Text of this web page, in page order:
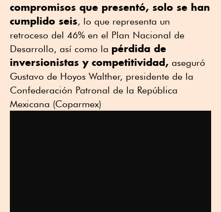
compromisos que presentó, solo se han
cumplido seis, lo que representa un
retroceso del 46% en el Plan Nacional de
Desarrollo, así como la pérdida de
inversionistas y competitividad, aseguró
Gustavo de Hoyos Walther, presidente de la
Confederación Patronal de la República
Mexicana (Coparmex)